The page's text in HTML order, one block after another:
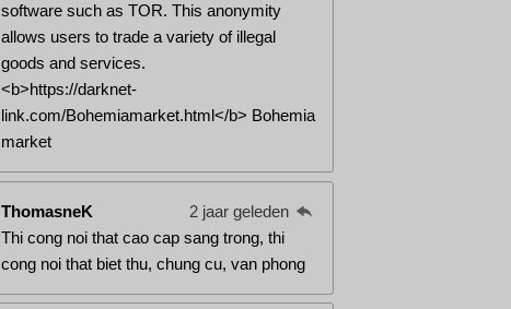
software such as TOR. This anonymity
allows users to trade a variety of illegal
goods and services.
<b>https://darknet-
link.com/Bohemiamarket.html</b> Bohemia
market
ThomasneK
2 jaar geleden
Thi cong noi that cao cap sang trong, thi
cong noi that biet thu, chung cu, van phong